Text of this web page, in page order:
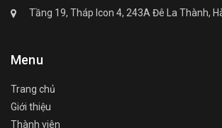
Tầng 19, Tháp Icon 4, 243A Đê La Thành,
Menu
Trang chủ
Giới thiệu
Thành viên